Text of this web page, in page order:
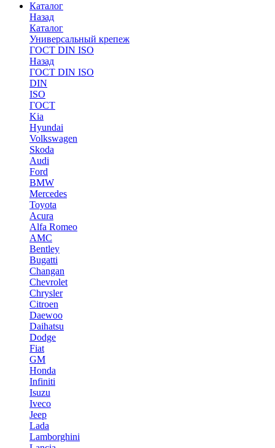
Каталог
Назад
Каталог
Универсальный крепеж
ГОСТ DIN ISO
Назад
ГОСТ DIN ISO
DIN
ISO
ГОСТ
Kia
Hyundai
Volkswagen
Skoda
Audi
Ford
BMW
Mercedes
Toyota
Acura
Alfa Romeo
AMC
Bentley
Bugatti
Changan
Chevrolet
Chrysler
Citroen
Daewoo
Daihatsu
Dodge
Fiat
GM
Honda
Infiniti
Isuzu
Iveco
Jeep
Lada
Lamborghini